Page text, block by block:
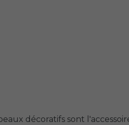
décoratifs sont